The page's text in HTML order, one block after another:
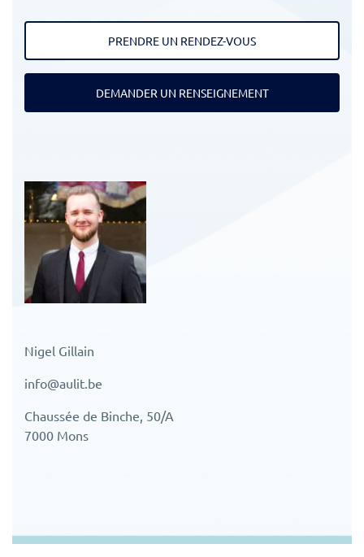
PRENDRE UN RENDEZ-VOUS
DEMANDER UN RENSEIGNEMENT
Nigel Gillain
info@aulit.be
Chaussée de Binche, 50/A
7000 Mons